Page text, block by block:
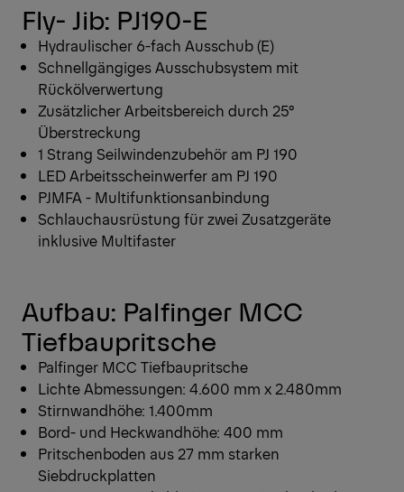
Fly- Jib: PJ190-E
Hydraulischer 6-fach Ausschub (E)
Schnellgängiges Ausschubsystem mit
Rückölverwertung
Zusätzlicher Arbeitsbereich durch 25°
Überstreckung
1 Strang Seilwindenzubehör am PJ 190
LED Arbeitsscheinwerfer am PJ 190
PJMFA - Multifunktionsanbindung
Schlauchausrüstung für zwei Zusatzgeräte
inklusive Multifaster
Aufbau: Palfinger MCC
Tiefbaupritsche
Palfinger MCC Tiefbaupritsche
Lichte Abmessungen: 4.600 mm x 2.480mm
Stirnwandhöhe: 1.400mm
Bord- und Heckwandhöhe: 400 mm
Pritschenboden aus 27 mm starken
Siebdruckplatten